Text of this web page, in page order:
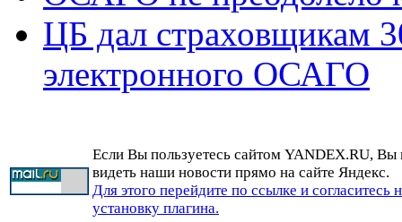
ЦБ дал страховщикам
электронного ОСАГО
Если Вы пользуетесь сайтом YANDEX.RU, Вы
видеть наши новости прямо на сайте Яндекс.
Для этого перейдите по ссылке и согласитесь
установку плагина.